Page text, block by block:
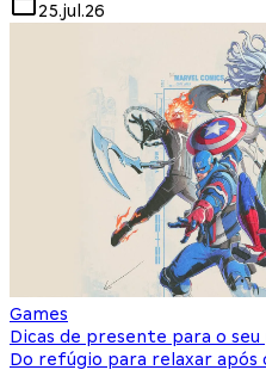
25.jul.26
Games
Dicas de presente para o
Do refúgio para relaxar